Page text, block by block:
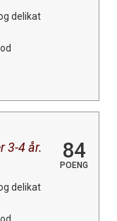
delikat
3-4 år.
84
POENG
delikat